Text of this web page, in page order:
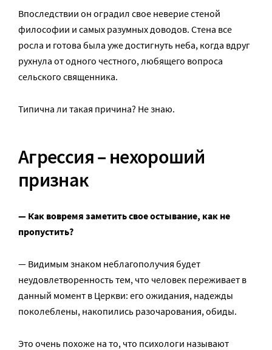
Впоследствии он оградил свое неверие стеной
философии и самых разумных доводов. Стена все
росла и готова была уже достигнуть неба, когда вдруг
рухнула от одного честного, любящего вопроса
сельского священника.
Типична ли такая причина? Не знаю.
Агрессия – нехороший
признак
— Как вовремя заметить свое остывание, как не
пропустить?
— Видимым знаком неблагополучия будет
неудовлетворенность тем, что человек переживает в
данный момент в Церкви: его ожидания, надежды
поколеблены, накопились разочарования, обиды.
Это очень похоже на то, что психологи называют